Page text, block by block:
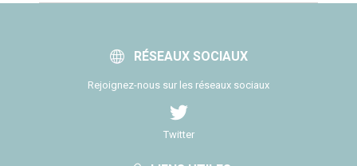
RÉSEAUX SOCIAUX
Rejoignez-nous sur les réseaux sociaux
Twitter